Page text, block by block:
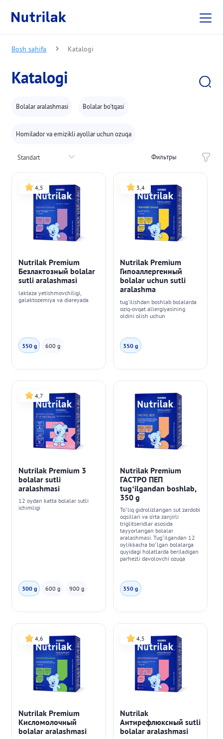
Bosh sahifa Katalogi
Katalogi
Bolalar aralashmasi Bolalar bo'tqasi
Homilador va emizikli ayollar uchun ozuqa
Standart Фильтры
4,5
Nutrilak Premium
Безлактозный bolalar
sutli aralashmasi
laktaza yetishmovchiligi,
galaktozemiya va diareyada
350 g 600 g
3,4
Nutrilak Premium
Гипоаллергенный
bolalar uchun sutli
aralashma
tug'ilishdan boshlab bolalarda
oziq-ovqat allergiyasining
oldini olish uchun
350 g
4,7
Nutrilak Premium 3
bolalar sutli
aralashmasi
12 oydan katta bolalar sutli
ichimligi
300 g 600 g 900 g
Nutrilak Premium
ГАСТРО ПЕП
tug‘ilgandan boshlab,
350 g
To‘liq gidrolizlangan sut zardobi
oqsillari va o'rta zanjirli
triglitseridlar asosida
tayyorlangan bolalar
aralashmasi. Tug‘ilgandan 12
oylikkacha bo‘lgan bolalarga
quyidagi holatlarda beriladigan
parhezli davolovchi ozuqa
350 g
4,6
Nutrilak Premium
Кисломолочный
bolalar aralashmasi
4,5
Nutrilak
Антирефлюксный sutli
bolalar aralashmasi